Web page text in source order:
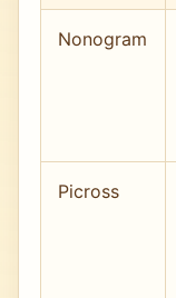
Nonogram
Picross